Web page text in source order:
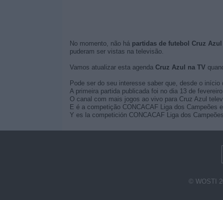
No momento, não há partidas de futebol Cruz
puderam ser vistas na televisão.
Vamos atualizar esta agenda Cruz Azul na TV
Pode ser do seu interesse saber que, desde o início
A primeira partida publicada foi no dia 13 de
O canal com mais jogos ao vivo para Cruz Azul
E é a competição CONCACAF Liga dos
Y es la competición CONCACAF Liga dos
© WOSTI